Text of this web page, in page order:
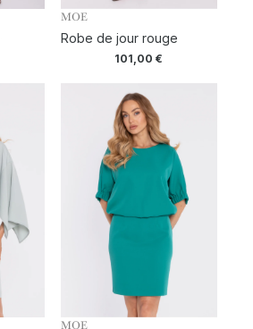
MOE
Robe de jour rouge
101,00€
MOE